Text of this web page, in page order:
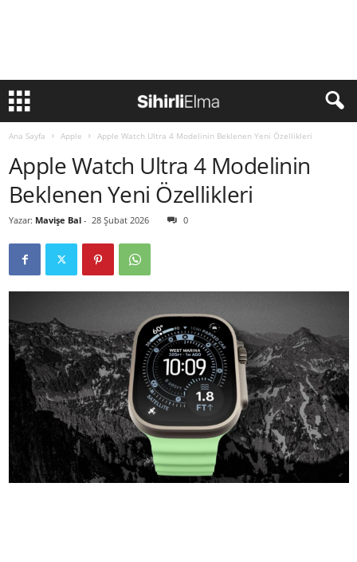
Ana Sayfa Apple Apple Watch Ultra 4 Modelinin Beklenen Yeni Özellikleri
Apple Watch Ultra 4 Modelinin
Beklenen Yeni Özellikleri
Yazar: Mavişe Bal - 28 Şubat 2026 0